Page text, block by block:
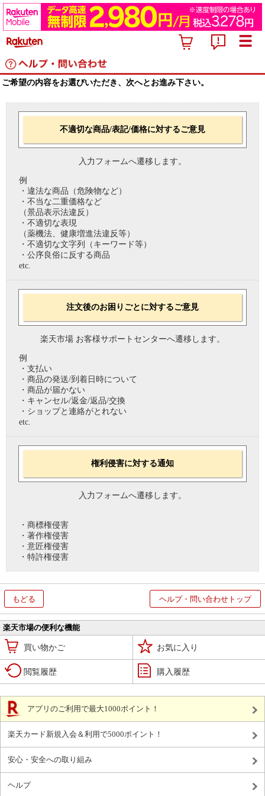
ご希望の内容をお選びいただき、次へとお進み下さい。
不適切な商品/表記/価格に対するご意見
入力フォームへ遷移します。
例
・違法な商品（危険物など）
・不当な二重価格など
（景品表示法違反）
・不適切な表現
（薬機法、健康増進法違反等）
・不適切な文字列（キーワード等）
・公序良俗に反する商品
etc.
注文後のお困りごとに対するご意見
楽天市場 お客様サポートセンターへ遷移します。
例
・支払い
・商品の発送/到着日時について
・商品が届かない
・キャンセル/返金/返品/交換
・ショップと連絡がとれない
etc.
権利侵害に対する通知
入力フォームへ遷移します。
・商標権侵害
・著作権侵害
・意匠権侵害
・特許権侵害
もどる ヘルプ・問い合わせトップ
楽天市場の便利な機能
買い物かご お気に入り
閲覧履歴 購入履歴
アプリのご利用で最大1000ポイント！
楽天カード新規入会＆利用で5000ポイント！
安心・安全への取り組み
ヘルプ